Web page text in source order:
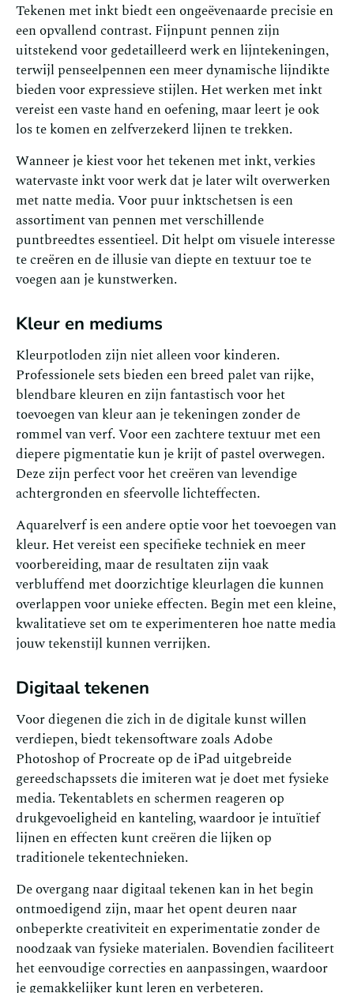
Tekenen met inkt biedt een ongeëvenaarde precisie en
een opvallend contrast. Fijnpunt pennen zijn
uitstekend voor gedetailleerd werk en lijntekeningen,
terwijl penseelpennen een meer dynamische lijndikte
bieden voor expressieve stijlen. Het werken met inkt
vereist een vaste hand en oefening, maar leert je ook
los te komen en zelfverzekerd lijnen te trekken.
Wanneer je kiest voor het tekenen met inkt, verkies
watervaste inkt voor werk dat je later wilt overwerken
met natte media. Voor puur inktschetsen is een
assortiment van pennen met verschillende
puntbreedtes essentieel. Dit helpt om visuele interesse
te creëren en de illusie van diepte en textuur toe te
voegen aan je kunstwerken.
Kleur en mediums
Kleurpotloden zijn niet alleen voor kinderen.
Professionele sets bieden een breed palet van rijke,
blendbare kleuren en zijn fantastisch voor het
toevoegen van kleur aan je tekeningen zonder de
rommel van verf. Voor een zachtere textuur met een
diepere pigmentatie kun je krijt of pastel overwegen.
Deze zijn perfect voor het creëren van levendige
achtergronden en sfeervolle lichteffecten.
Aquarelverf is een andere optie voor het toevoegen van
kleur. Het vereist een specifieke techniek en meer
voorbereiding, maar de resultaten zijn vaak
verbluffend met doorzichtige kleurlagen die kunnen
overlappen voor unieke effecten. Begin met een kleine,
kwalitatieve set om te experimenteren hoe natte media
jouw tekenstijl kunnen verrijken.
Digitaal tekenen
Voor diegenen die zich in de digitale kunst willen
verdiepen, biedt tekensoftware zoals Adobe
Photoshop of Procreate op de iPad uitgebreide
gereedschapssets die imiteren wat je doet met fysieke
media. Tekentablets en schermen reageren op
drukgevoeligheid en kanteling, waardoor je intuïtief
lijnen en effecten kunt creëren die lijken op
traditionele tekentechnieken.
De overgang naar digitaal tekenen kan in het begin
ontmoedigend zijn, maar het opent deuren naar
onbeperkte creativiteit en experimentatie zonder de
noodzaak van fysieke materialen. Bovendien faciliteert
het eenvoudige correcties en aanpassingen, waardoor
je gemakkelijker kunt leren en verbeteren.